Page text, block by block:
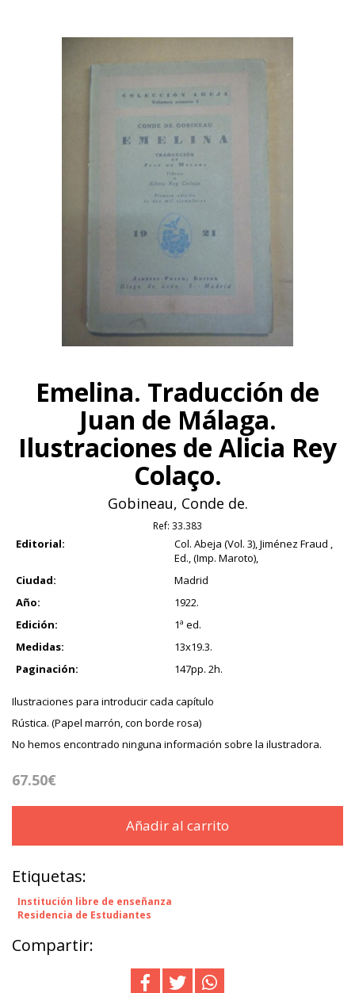
Emelina. Traducción de
Juan de Málaga.
Ilustraciones de Alicia Rey
Colaço.
Gobineau, Conde de.
Ref: 33.383
Editorial:
Col. Abeja (Vol. 3), Jiménez Fraud ,
Ed., (Imp. Maroto),
Ciudad:
Madrid
Año:
1922.
Edición:
1ª ed.
Medidas:
13x19.3.
Paginación:
147pp. 2h.
Ilustraciones para introducir cada capítulo
Rústica. (Papel marrón, con borde rosa)
No hemos encontrado ninguna información sobre la ilustradora.
67.50€
Añadir al carrito
Etiquetas:
Institución libre de enseñanza
Residencia de Estudiantes
Compartir: